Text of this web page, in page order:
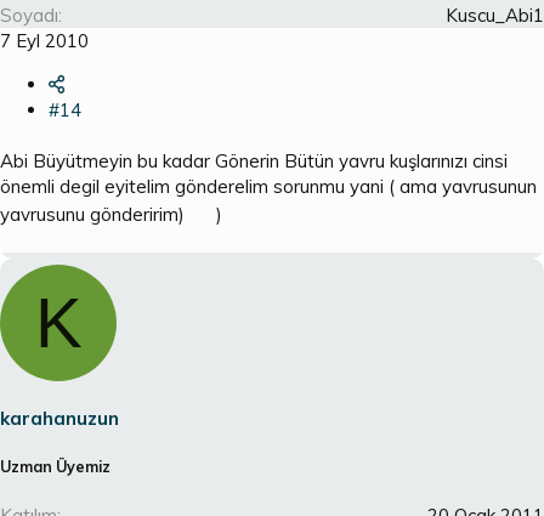
Soyadı
Kuscu_Abi1
7 Eyl 2010
#14
Abi Büyütmeyin bu kadar Gönerin Bütün yavru kuşlarınızı cinsi
önemli degil eyitelim gönderelim sorunmu yani ( ama yavrusunun
yavrusunu gönderirim)
)
K
karahanuzun
Uzman Üyemiz